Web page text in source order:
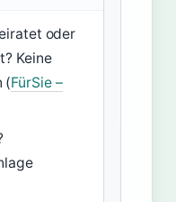
oder
Keine
(FürSie –